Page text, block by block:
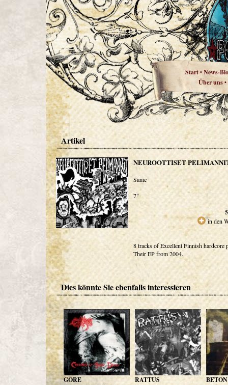
Start•News-
Über uns•
Artikel
NEUROOTTISET
Same
7"
in den
8 tracks of Excellent Finnish hardcore
Their EP from 2004.
Dies könnte Sie ebenfalls interessieren
GORE RATTUS BETON